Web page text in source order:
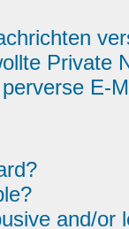
Private
E-
and/or